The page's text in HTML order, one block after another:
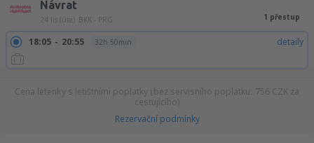
Návrat
24 lis (úte) BKK - PRG 1 přestup
18:05 20:55 32h 50min detaily
Cena letenky s letištními poplatky (bez servisního poplatku: 756 CZK za
cestujícího)
Rezervační podmínky